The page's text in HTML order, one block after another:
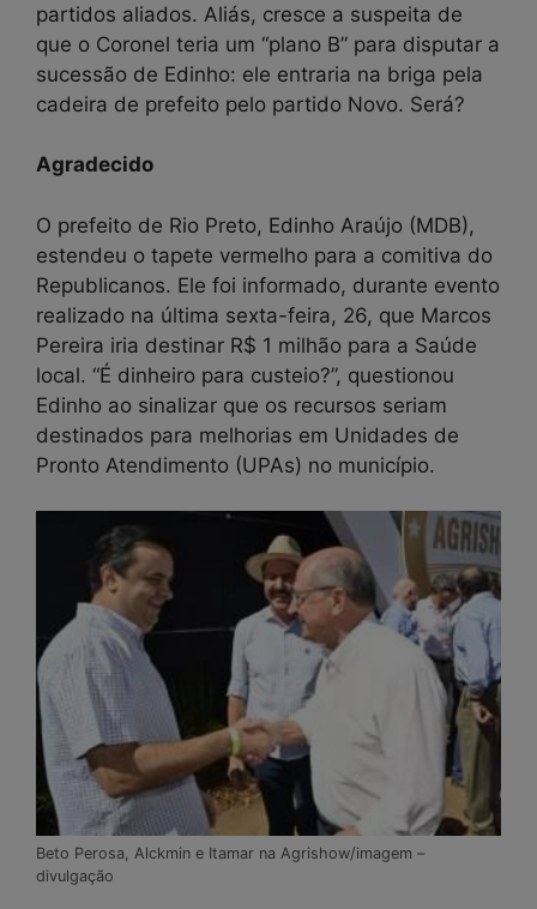
partidos aliados. Aliás, cresce a suspeita de
que o Coronel teria um “plano B” para disputar a
sucessão de Edinho: ele entraria na briga pela
cadeira de prefeito pelo partido Novo. Será?
Agradecido
O prefeito de Rio Preto, Edinho Araújo (MDB),
estendeu o tapete vermelho para a comitiva do
Republicanos. Ele foi informado, durante evento
realizado na última sexta-feira, 26, que Marcos
Pereira iria destinar R$ 1 milhão para a Saúde
local. “É dinheiro para custeio?”, questionou
Edinho ao sinalizar que os recursos seriam
destinados para melhorias em Unidades de
Pronto Atendimento (UPAs) no município.
Beto Perosa, Alckmin e Itamar na Agrishow/imagem –
divulgação